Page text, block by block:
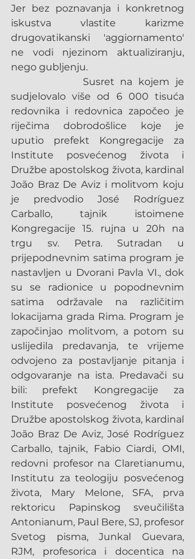
Jer bez poznavanja i konkretnog
iskustva vlastite karizme
drugovatikanski 'aggiornamento'
ne vodi njezinom aktualiziranju,
nego gubljenju.
sudjelovalo više od 6 000 tisuća
redovnika i redovnica započeo je
riječima dobrodošlice koje je
uputio prefekt Kongregacije za
Institute posvećenog života i
Družbe apostolskog života, kardinal
João Braz De Aviz i molitvom koju
je predvodio José Rodríguez
Carballo, tajnik istoimene
Kongregacije 15. rujna u 20h na
trgu sv. Petra. Sutradan u
prijepodnevnim satima program je
nastavljen u Dvorani Pavla VI., dok
su se radionice u popodnevnim
satima održavale na različitim
lokacijama grada Rima. Program je
započinjao molitvom, a potom su
uslijedila predavanja, te vrijeme
odvojeno za postavljanje pitanja i
odgovaranje na ista. Predavači su
bili: prefekt Kongregacije za
Institute posvećenog života i
Družbe apostolskog života, kardinal
João Braz De Aviz, José Rodríguez
Carballo, tajnik, Fabio Ciardi, OMI,
redovni profesor na Claretianumu,
Institutu za teologiju posvećenog
života, Mary Melone, SFA, prva
rektoricu Papinskog sveučilišta
Antonianum, Paul Bere, SJ, profesor
Svetog pisma, Junkal Guevara,
RJM, profesorica i docentica na